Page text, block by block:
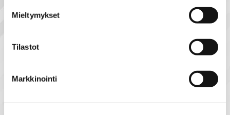
Mieltymykset
Tilastot
Markkinointi